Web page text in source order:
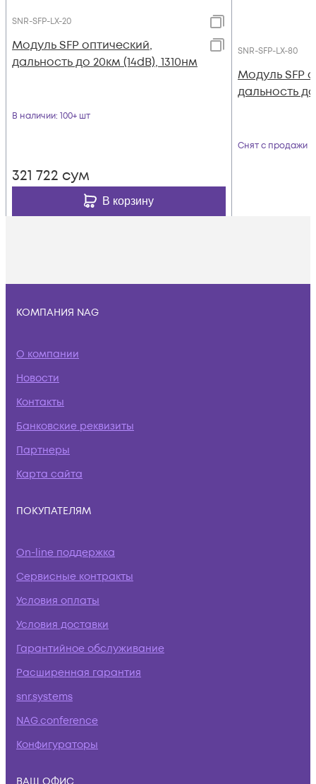
SNR-SFP-LX-20
Модуль SFP оптический,
дальность до 20км (14dB), 1310нм
В наличии: 100+ шт
321 722 сум
В корзину
SNR-SFP-LX-80
Модуль SFP
дальность
Снят с продажи
КОМПАНИЯ NAG
О компании
Новости
Контакты
Банковские реквизиты
Партнеры
Карта сайта
ПОКУПАТЕЛЯМ
On-line поддержка
Сервисные контракты
Условия оплаты
Условия доставки
Гарантийное обслуживание
Расширенная гарантия
snr.systems
NAG.conference
Конфигураторы